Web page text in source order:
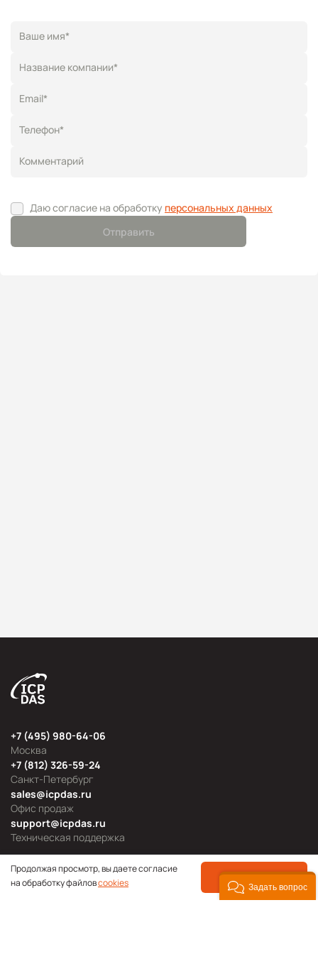
Ваше имя*
Название компании*
Телефон*
Email*
Комментарий
Даю согласие на обработку персональных данных
Отправить
Москва
+7 (495) 980-64-06
Офис продаж
sales@icpdas.ru
Санкт-Петербург
+7 (812) 326-59-24
Техническая поддержка
support@icpdas.ru
Продолжая просмотр, вы даете согласие
на обработку файловcookies ПРИНЯТЬ
Задать вопрос